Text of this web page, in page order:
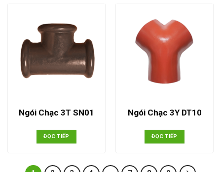
Ngói Chạc 3T SN01
ĐỌC TIẾP
Ngói Chạc 3Y DT10
ĐỌC TIẾP